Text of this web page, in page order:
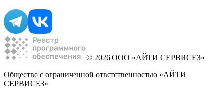
© 2026 ООО «АЙТИ СЕРВИСЕЗ»
Общество с ограниченной ответственностью «АЙТИ
СЕРВИСЕЗ»